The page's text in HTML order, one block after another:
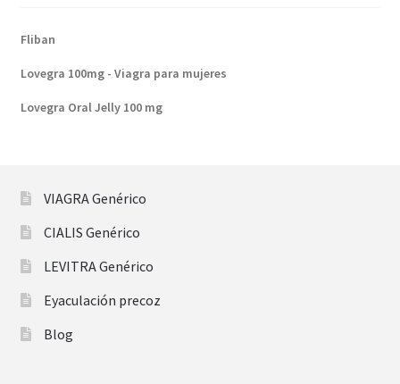
Fliban
Lovegra 100mg - Viagra para mujeres
Lovegra Oral Jelly 100 mg
VIAGRA Genérico
CIALIS Genérico
LEVITRA Genérico
Eyaculación precoz
Blog